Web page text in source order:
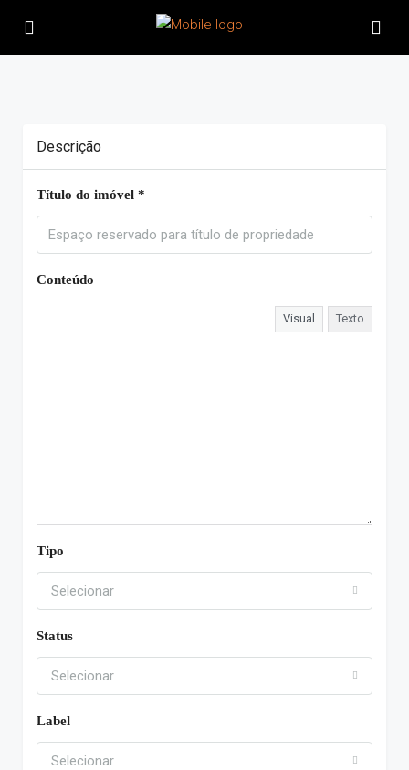
Descrição
Título do imóvel *
Conteúdo
Visual Texto
Tipo
Selecionar
Status
Selecionar
Label
Selecionar